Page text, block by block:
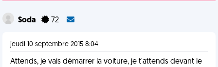
Soda 72
jeudi 10 septembre 2015 8:04
Attends, je vais démarrer la voiture, je t'attends devant le